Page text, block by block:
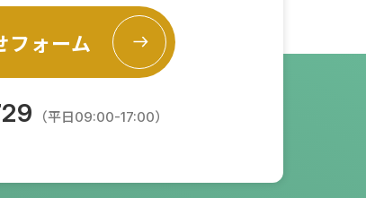
フォーム
（平日09:00-17:00）